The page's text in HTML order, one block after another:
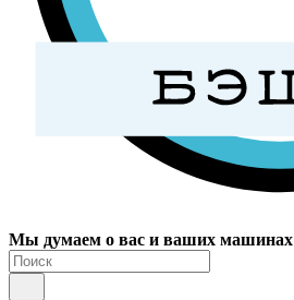
Мы думаем о вас и ваших машинах